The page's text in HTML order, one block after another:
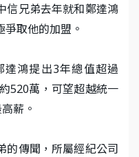
信兄弟去年就和鄭達鴻
取他的加盟。
鴻提出3年總值超過
520萬，可望超越統一
薪。
的傳聞，所屬經紀公司